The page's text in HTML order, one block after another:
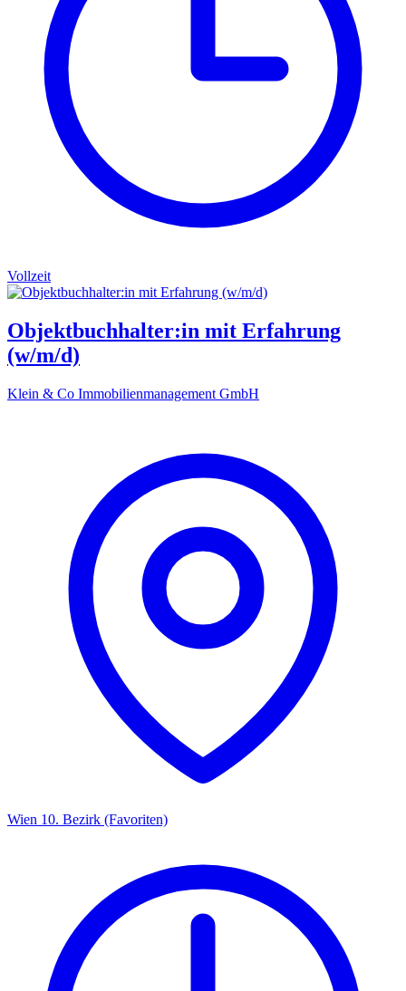
Vollzeit
Objektbuchhalter:in mit Erfahrung
(w/m/d)
Klein & Co Immobilienmanagement GmbH
Wien 10. Bezirk (Favoriten)